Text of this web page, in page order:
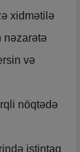
xidmətilə
nəzarətə
və
nöqtədə
istintaq